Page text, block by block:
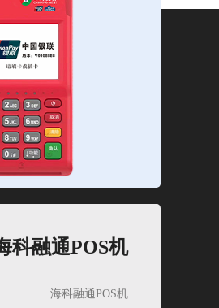
科融通POS机
海科融通POS机